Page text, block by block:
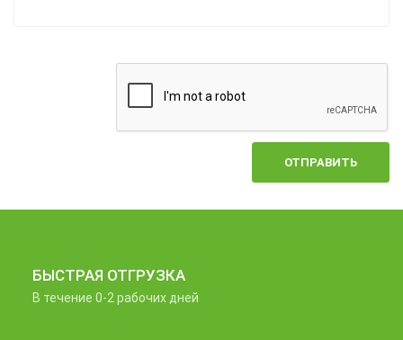
ОТПРАВИТЬ
БЫСТРАЯ ОТГРУЗКА
В течение 0-2 рабочих дней